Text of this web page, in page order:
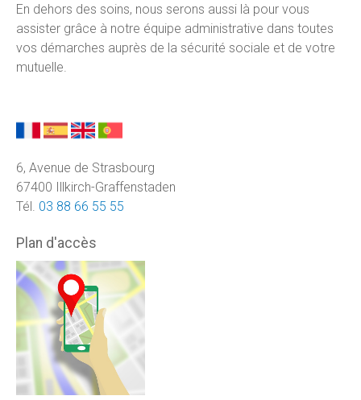
En dehors des soins, nous serons aussi là pour vous
assister grâce à notre équipe administrative dans toutes
vos démarches auprès de la sécurité sociale et de votre
mutuelle.
6, Avenue de Strasbourg
67400 Illkirch-Graffenstaden
Tél. 03 88 66 55 55
Plan d'accès